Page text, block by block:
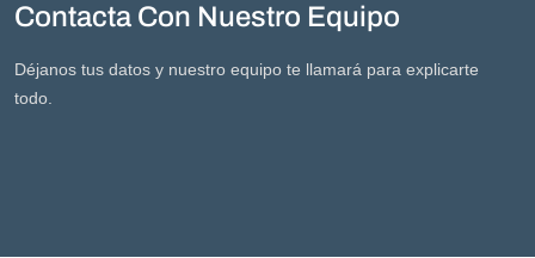
Contacta Con Nuestro Equipo
Déjanos tus datos y nuestro equipo te llamará para explicarte
todo.